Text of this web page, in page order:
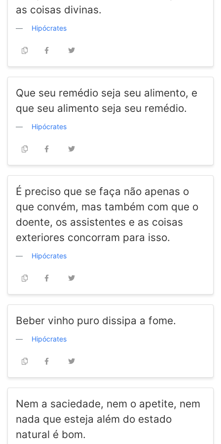
as coisas divinas.
Hipócrates
Que seu remédio seja seu alimento, e
que seu alimento seja seu remédio.
Hipócrates
É preciso que se faça não apenas o
que convém, mas também com que o
doente, os assistentes e as coisas
exteriores concorram para isso.
Hipócrates
Beber vinho puro dissipa a fome.
Hipócrates
Nem a saciedade, nem o apetite, nem
nada que esteja além do estado
natural é bom.